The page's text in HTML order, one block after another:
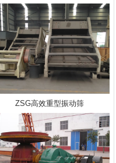
ZSG高效重型振动筛